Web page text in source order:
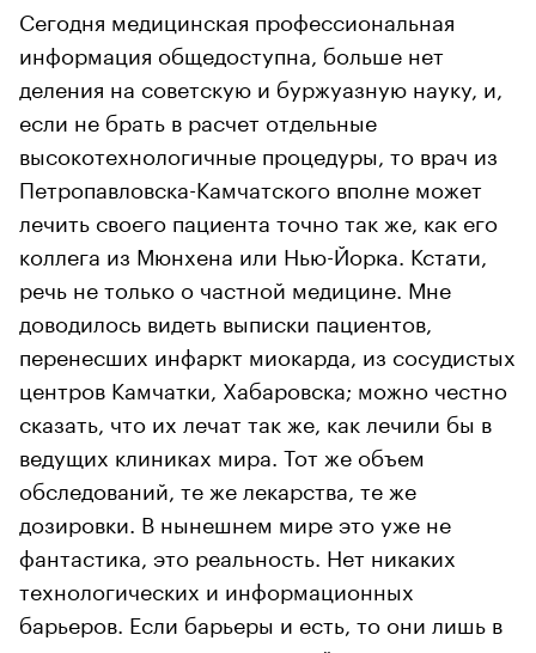
Сегодня медицинская профессиональная
информация общедоступна, больше нет
деления на советскую и буржуазную науку, и,
если не брать в расчет отдельные
высокотехнологичные процедуры, то врач из
Петропавловска-Камчатского вполне может
лечить своего пациента точно так же, как его
коллега из Мюнхена или Нью-Йорка. Кстати,
речь не только о частной медицине. Мне
доводилось видеть выписки пациентов,
перенесших инфаркт миокарда, из сосудистых
центров Камчатки, Хабаровска; можно честно
сказать, что их лечат так же, как лечили бы в
ведущих клиниках мира. Тот же объем
обследований, те же лекарства, те же
дозировки. В нынешнем мире это уже не
фантастика, это реальность. Нет никаких
технологических и информационных
барьеров. Если барьеры и есть, то они лишь в